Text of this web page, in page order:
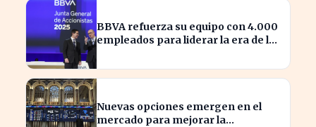
BBVA refuerza su equipo con 4.000
empleados para liderar la era de la
Nuevas opciones emergen en el
mercado para mejorar la